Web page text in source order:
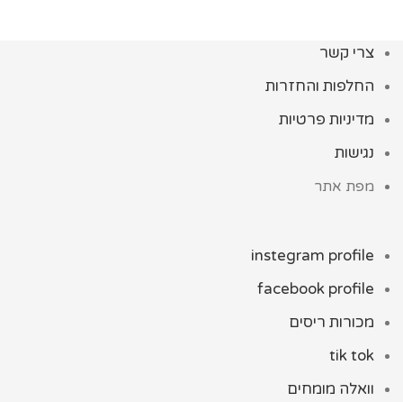
צרי קשר
החלפות והחזרות
מדיניות פרטיות
נגישות
מפת אתר
instegram profile
facebook profile
מכורות ריסים
tik tok
וואלה מומחים